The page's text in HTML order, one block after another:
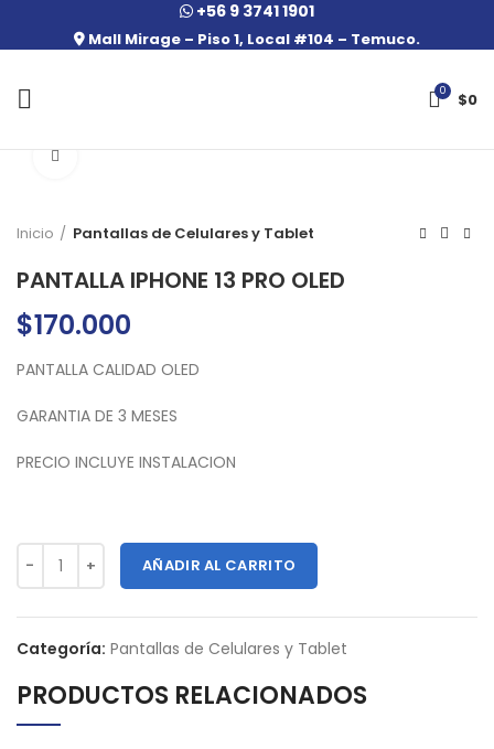
+56 9 3741 1901
Mall Mirage – Piso 1, Local #104 – Temuco.
0 $0
Click to enlarge
Inicio Pantallas de Celulares y Tablet
PANTALLA IPHONE 13 PRO OLED
$170.000
PANTALLA CALIDAD OLED
GARANTIA DE 3 MESES
PRECIO INCLUYE INSTALACION
AÑADIR AL CARRITO
Categoría: Pantallas de Celulares y Tablet
PRODUCTOS RELACIONADOS